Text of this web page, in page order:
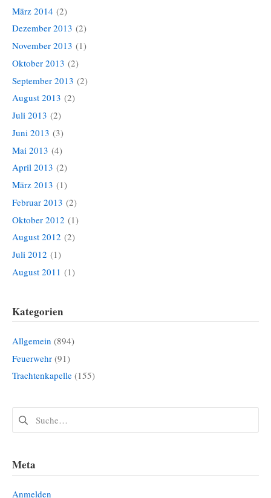
März 2014 (2)
Dezember 2013 (2)
November 2013 (1)
Oktober 2013 (2)
September 2013 (2)
August 2013 (2)
Juli 2013 (2)
Juni 2013 (3)
Mai 2013 (4)
April 2013 (2)
März 2013 (1)
Februar 2013 (2)
Oktober 2012 (1)
August 2012 (2)
Juli 2012 (1)
August 2011 (1)
Kategorien
Allgemein (894)
Feuerwehr (91)
Trachtenkapelle (155)
Suchen
nach:
Meta
Anmelden